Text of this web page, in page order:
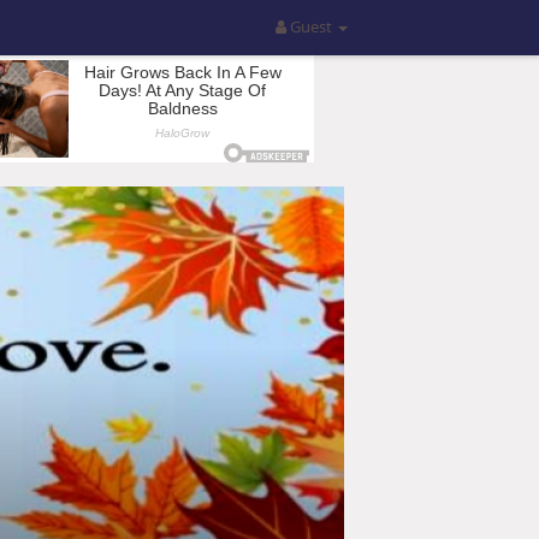
Guest